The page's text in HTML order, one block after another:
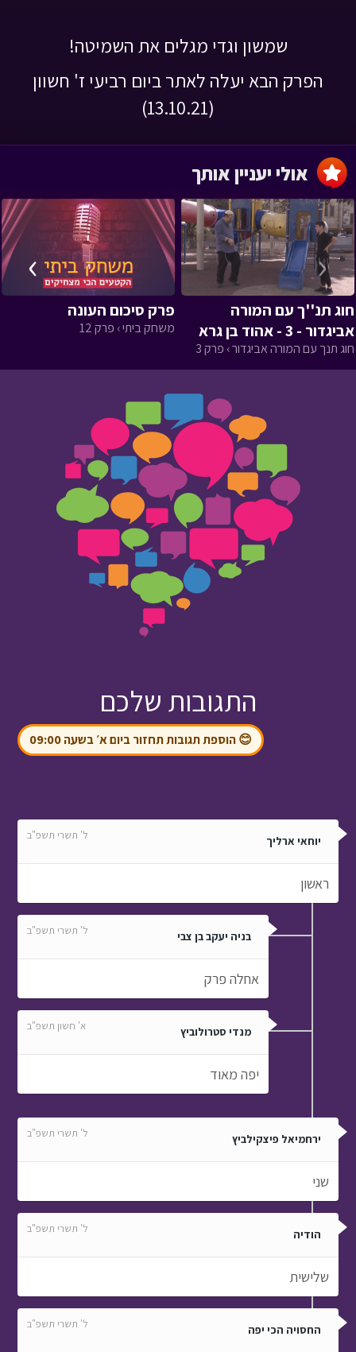
שמשון וגדי מגלים את השמיטה!
הפרק הבא יעלה לאתר ביום רביעי ז' חשוון
(13.10.21)
חוג תנ''ך עם המורה
אביגדור - 3 - אהוד בן גרא
חוג תנך עם המורה אביגדור › פרק 3
פרק סיכום העונה
משחק ביתי › פרק 12
‹
›
התגובות שלכם
😊 הוספת תגובות תחזור ביום א׳ בשעה 09:00
יוחאי ארליך ל' תשרי תשפ"ב
ראשון
בניה יעקב בן צבי ל' תשרי תשפ"ב
אחלה פרק
מנדי סטרולוביץ א' חשון תשפ"ב
יפה מאוד
ירחמיאל פיצקילביץ ל' תשרי תשפ"ב
שני
הודיה ל' תשרי תשפ"ב
שלישית
החסויה הכי יפה ל' תשרי תשפ"ב